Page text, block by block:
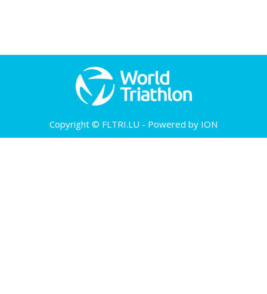
Copyright © FLTRI.LU - Powered by ION